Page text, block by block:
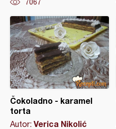
7067
Čokoladno - karamel
torta
Autor: Verica Nikolić